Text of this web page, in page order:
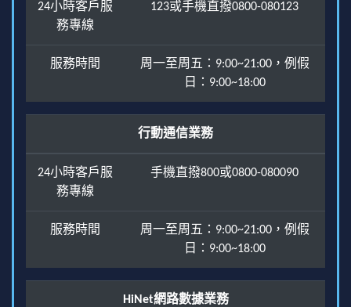
24小時客戶服
務專線
123或手機直撥0800-080123
服務時間
周一至周五：9:00~21:00，例假
日：9:00~18:00
行動通信業務
24小時客戶服
務專線
手機直撥800或0800-080090
服務時間
周一至周五：9:00~21:00，例假
日：9:00~18:00
HiNet網路數據業務